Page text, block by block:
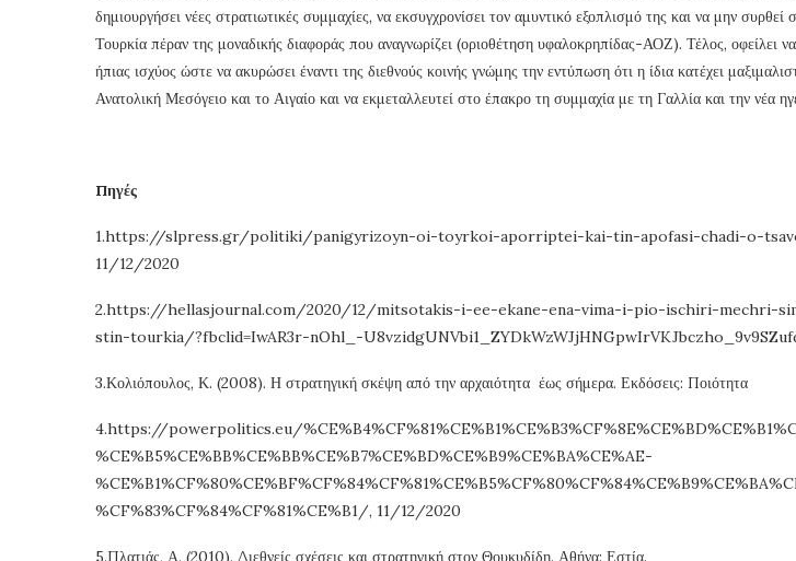
δημιουργήσει νέες στρατιωτικές συμμαχίες, να εκσυγχρονίσει τον αμυντικό εξοπλισμό της και να μην συρθεί
Τουρκία πέραν της μοναδικής διαφοράς που αναγνωρίζει (οριοθέτηση υφαλοκρηπίδας-ΑΟΖ). Τέλος, οφείλει να
ήπιας ισχύος ώστε να ακυρώσει έναντι της διεθνούς κοινής γνώμης την εντύπωση ότι η ίδια κατέχει
Ανατολική Μεσόγειο και το Αιγαίο και να εκμεταλλευτεί στο έπακρο τη συμμαχία με τη Γαλλία και την νέα
Πηγές
1.https://slpress.gr/politiki/panigyrizoyn-oi-toyrkoi-aporriptei-kai-tin-apofasi-chadi-o-
11/12/2020
2.https://hellasjournal.com/2020/12/mitsotakis-i-ee-ekane-ena-vima-i-pio-ischiri-mechri-
stin-tourkia/?fbclid=IwAR3r-nOhl_-
3.Κολιόπουλος, Κ. (2008). Η στρατηγική σκέψη από την αρχαιότητα έως σήμερα. Εκδόσεις: Ποιότητα
4.https://powerpolitics.eu/
%CE%B5%CE%BB%CE%BB%CE%B7%CE%BD%CE%B9%CE%BA%CE%AE-
%CF%83%CF%84%CF%81%CE%B1/, 11/12/2020
5.Πλατιάς, Α. (2010). Διεθνείς σχέσεις και στρατηγική στον Θουκυδίδη. Αθήνα: Εστία.